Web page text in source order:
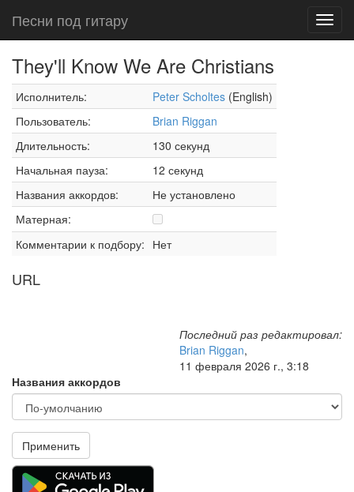
Песни под гитару
They'll Know We Are Christians
Исполнитель: Peter Scholtes (English)
Пользователь:
Brian Riggan
Длительность:
130 секунд
Начальная пауза:
12 секунд
Названия аккордов:
Не установлено
Матерная:
Комментарии к подбору: Нет
URL
Последний раз редактировал:
Brian Riggan,
11 февраля 2026 г., 3:18
Названия аккордов
Применить